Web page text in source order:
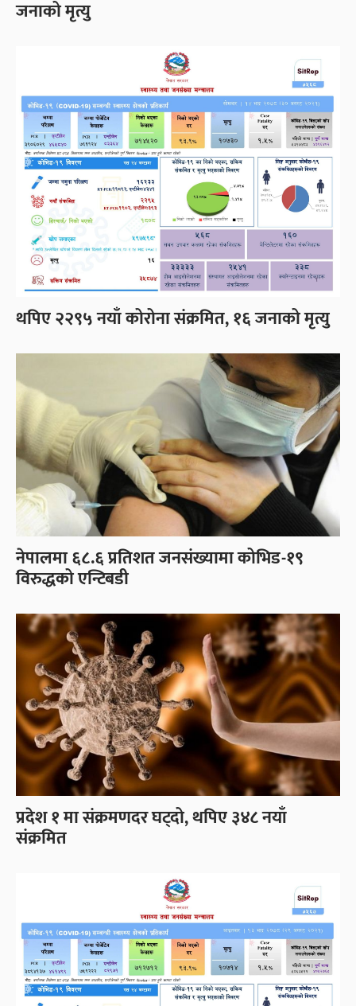
जनाको मृत्यु
थपिए २२९५ नयाँ कोरोना संक्रमित, १६ जनाको मृत्यु
नेपालमा ६८.६ प्रतिशत जनसंख्यामा कोभिड-१९
विरुद्धको एन्टिबडी
प्रदेश १ मा संक्रमणदर घट्दो, थपिए ३४८ नयाँ
संक्रमित